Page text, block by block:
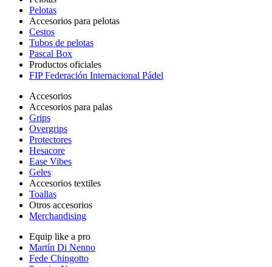
Pelotas
Accesorios para pelotas
Cestos
Tubos de pelotas
Pascal Box
Productos oficiales
FIP Federación Internacional Pádel
Accesorios
Accesorios para palas
Grips
Overgrips
Protectores
Hesacore
Ease Vibes
Geles
Accesorios textiles
Toallas
Otros accesorios
Merchandising
Equip like a pro
Martín Di Nenno
Fede Chingotto